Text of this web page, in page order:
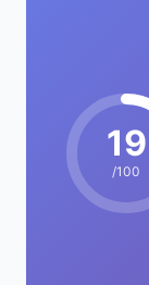
19
/100